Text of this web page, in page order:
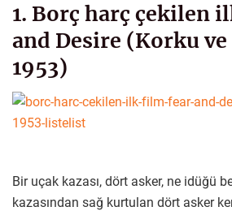
1. Borç harç çekilen
and Desire (Korku
1953)
Bir uçak kazası, dört asker, ne idüğü
kazasından sağ kurtulan dört asker